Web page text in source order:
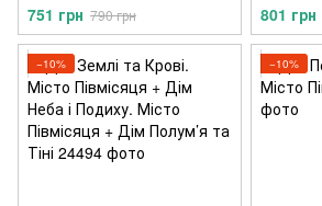
751 грн 790 грн 801 грн
−10% −10%